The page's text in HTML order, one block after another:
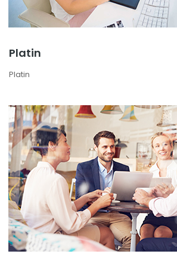
Platin
Platin